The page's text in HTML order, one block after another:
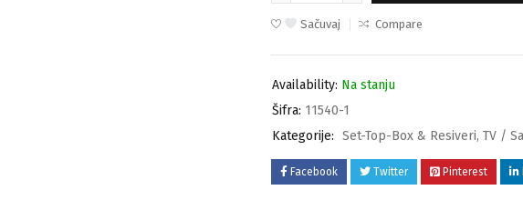
Sačuvaj Compare
Availability: Na stanju
Šifra: 11540-1
Kategorije: Set-Top-Box & Resiveri, TV /
Facebook Twitter Pinterest